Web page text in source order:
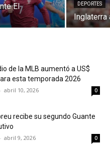
El
DEPORTES
Inglaterra
de la MLB aumentó a US$
esta temporada 2026
- abril 10, 2026 0
recibe su segundo Guante
- abril 9, 2026 0